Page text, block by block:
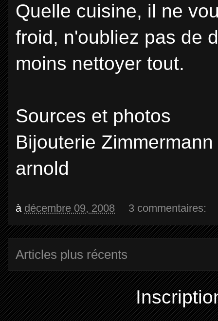
Quelle cuisine, il ne
froid, n'oubliez pas de
moins nettoyer tout.
Sources et photos
Bijouterie
arnold
à décembre 09, 2008 3 commentaires:
Articles plus récents